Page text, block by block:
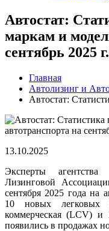
Автостат:
маркам и
сентябрь 2025 г.
Главная
Автолизинг и
Автостат:
13.10.2025
Эксперты
Лизинговой
сентября 2025 года
10 новых легковых
коммерческая (LCV) и
появились в продажах